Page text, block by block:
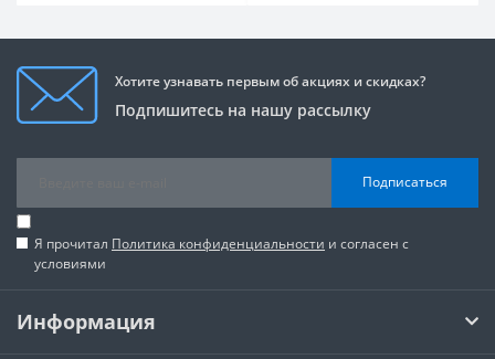
Хотите узнавать первым об акциях и скидках?
Подпишитесь на нашу рассылку
Подписаться
Я прочитал Политика конфиденциальности и согласен с
условиями
Информация